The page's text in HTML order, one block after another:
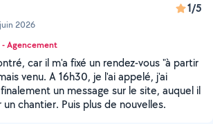
2026
1/5
- Agencement
car il m'a fixé un rendez-vous "à partir
venu. A 16h30, je l'ai appelé, j'ai
un message sur le site, auquel il
chantier. Puis plus de nouvelles.